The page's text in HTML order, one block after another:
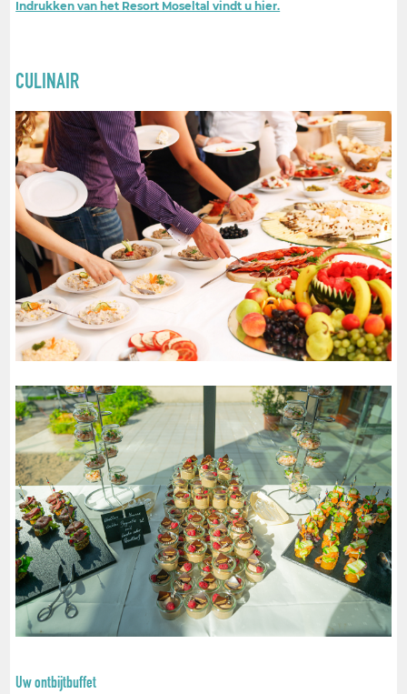
Indrukken van het Resort Moseltal vindt u hier.
CULINAIR
Uw ontbijtbuffet